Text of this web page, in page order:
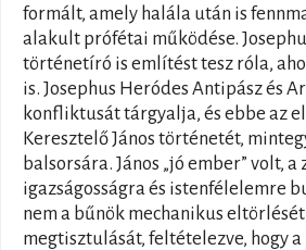
formált, amely halála után is
alakult prófétai működése.
történetíró is említést tesz róla,
is. Josephus Heródes Antipász és
konfliktusát tárgyalja, és ebbe az
Keresztelő János történetét,
balsorsára. János „jó ember” volt,
igazságosságra és istenfélelemre
nem a bűnök mechanikus
megtisztulását, feltételezve, hogy